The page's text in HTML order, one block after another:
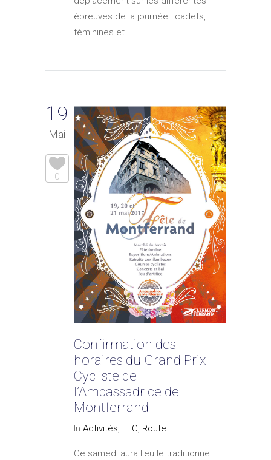
épreuves de la journée : cadets,
féminines et...
19
Mai
0
Confirmation des
horaires du Grand Prix
Cycliste de
l’Ambassadrice de
Montferrand
In Activités, FFC, Route
Ce samedi aura lieu le traditionnel